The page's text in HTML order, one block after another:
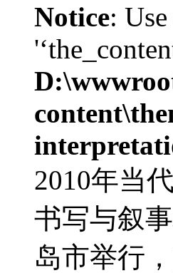
Notice:
2010年当
书写与叙
岛市举行